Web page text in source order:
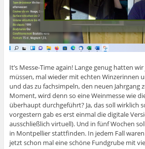
It’s Messe-Time again! Lange genug hatten
müssen, mal wieder mit echten Winzerinnen
und das zu fachsimpeln, den neuen Jahrgang
Moment, wird denn so eine Weinmesse wie
überhaupt durchgeführt? Ja, das soll wirklich
vorgestern gab es erst einmal die digitale
ausschließlich virtuell). Und in fünf Wochen
in Montpellier stattfinden. In jedem Fall waren
jetzt schon mal eine schöne Fundgrube mit